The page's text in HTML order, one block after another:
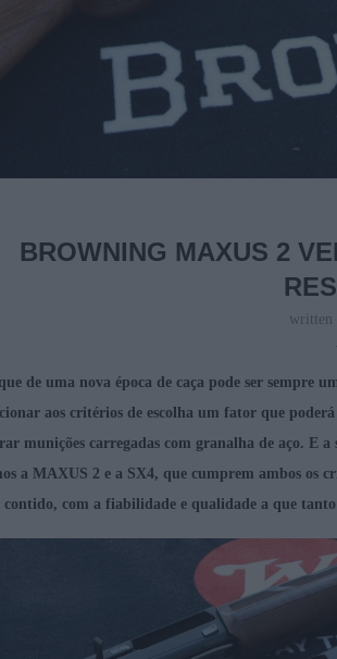
BROWNING MAXUS 2
written
de uma nova época de caça pode ser sempre
aos critérios de escolha um fator que
munições carregadas com granalha de aço. E
a MAXUS 2 e a SX4, que cumprem ambos os
contido, com a fiabilidade e qualidade a que